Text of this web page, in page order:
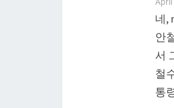
April
네,
안
서
철
통